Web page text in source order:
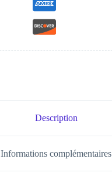
Description
Informations complémentaires